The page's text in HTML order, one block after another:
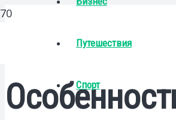
Путешествия
Спорт